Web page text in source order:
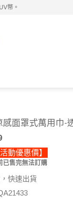
幣。
感面罩式萬用巾-
動優惠價】
已售完無法訂購
快速出貨